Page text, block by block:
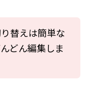
替えは簡単な
どん編集しま